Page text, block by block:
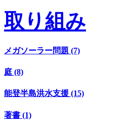
取り組み
メガソーラー問題 (7)
庭 (8)
能登半島洪水支援 (15)
著書 (1)